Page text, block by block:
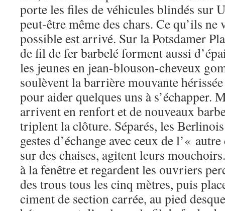
porte les files de véhicules blindés sur
peut-être même des chars. Ce qu’ils
possible est arrivé. Sur la Potsdamer
de fil de fer barbelé forment aussi
les jeunes en jean-blouson-cheveux
soulèvent la barrière mouvante
pour aider quelques uns à s’échapper.
arrivent en renfort et de nouveaux
triplent la clôture. Séparés, les
gestes d’échange avec ceux de l’«
sur des chaises, agitent leurs
à la fenêtre et regardent les ouvriers
des trous tous les cinq mètres, puis
ciment de section carrée, au pied